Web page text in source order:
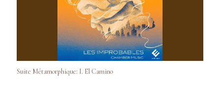
Suite Métamorphique: I. El Camino